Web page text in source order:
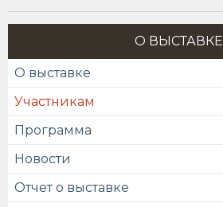
О ВЫСТАВКЕ
О выставке
Участникам
Программа
Новости
Отчет о выставке